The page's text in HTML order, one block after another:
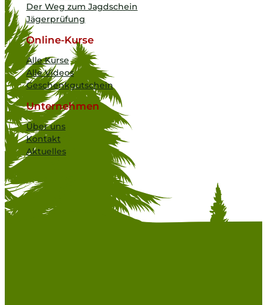
Der Weg zum Jagdschein
Jägerprüfung
Online-Kurse
Alle Kurse
Alle Videos
Geschenkgutschein
Unternehmen
Über uns
Kontakt
Aktuelles